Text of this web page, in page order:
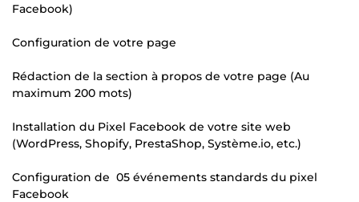
Facebook)
Configuration de votre page
Rédaction de la section à propos de votre page (Au
maximum 200 mots)
Installation du Pixel Facebook de votre site web
(WordPress, Shopify, PrestaShop, Système.io, etc.)
Configuration de 05 événements standards du pixel
Facebook